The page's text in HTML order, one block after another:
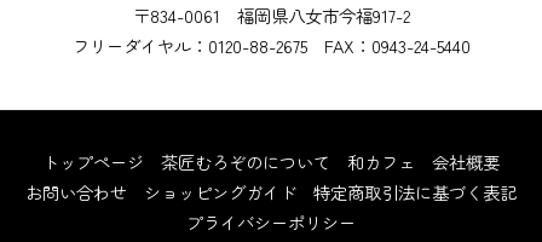
〒834-0061 福岡県八女市今福917-2
フリーダイヤル：0120-88-2675 FAX：0943-24-5440
トップページ 茶匠むろぞのについて 和カフェ
会社概要
お問い合わせ
ショッピングガイド
特定商取引法に基づく表記
プライバシーポリシー